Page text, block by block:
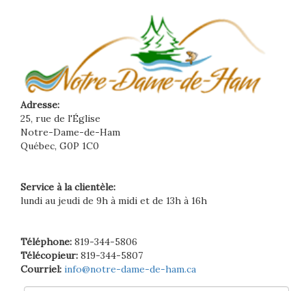
Adresse:
25, rue de l'Église
Notre-Dame-de-Ham
Québec, G0P 1C0
Service à la clientèle:
lundi au jeudi de 9h à midi et de 13h à 16h
Téléphone: 819-344-5806
Télécopieur: 819-344-5807
Courriel: info@notre-dame-de-ham.ca